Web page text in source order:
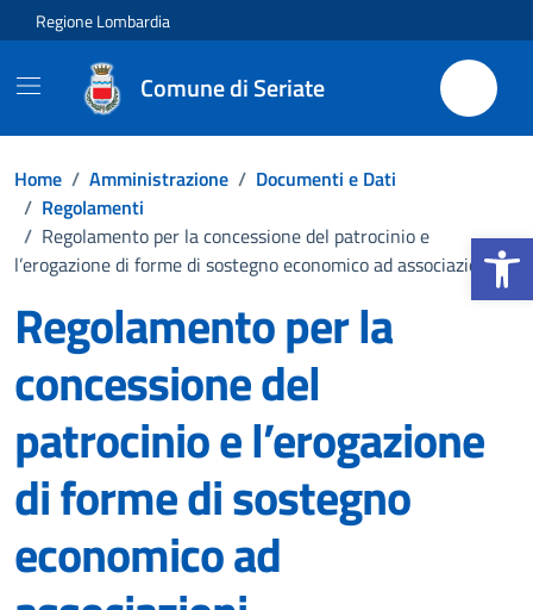
Apri la
Vai ai contenuti
Vai al footer
Regione Lombardia
Comune di Seriate
Home / Amministrazione / Documenti e Dati
/ Regolamenti
/ Regolamento per la concessione del patrocinio e
l’erogazione di forme di sostegno economico ad associazioni
Regolamento per la
concessione del
patrocinio e l’erogazione
di forme di sostegno
economico ad